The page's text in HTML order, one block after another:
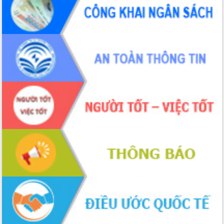
món ăn từ sầu riêng
Đắk Lắk công bố Quy hoạch và xúc
tiến đầu tư tỉnh
Ngành cá ngừ Đắk Lắk chủ động thích
ứng để giữ vững thị trường xuất khẩu
Diễn đàn Kinh tế tư nhân Việt Nam đột
phá cơ chế - Hợp tác công tư
Đề án 06 tạo bước ngoặt đột phá trong
cải cách hành chính tỉnh Đắk Lắk
Kết nối tour, đẩy mạnh chuyển đổi số
để phát triển du lịch Đắk Lắk
Khởi động Dự án Đầu tư xây dựng hạ
tầng kỹ thuật Cụm công nghiệp Tân
Tiến
Gặp mặt các cơ quan báo chí nhân Kỷ
niệm 101 năm Ngày Báo chí Cách
mạng Việt Nam
Đắk Lắk sơ kết 4 năm triển khai thực
hiện Đề án 06 của Chính phủ
Họp báo thông tin về Hội nghị Công bố